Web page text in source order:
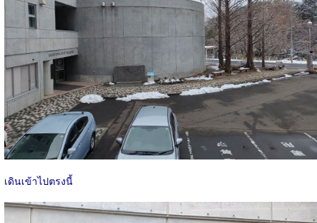
เดินเข้าไปตรงนี้